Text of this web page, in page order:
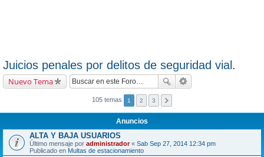
Juicios penales por delitos de seguridad vial.
Nuevo Tema
105 temas 1 2 3
Anuncios
ALTA Y BAJA USUARIOS
Último mensaje por administrador« Sab Sep 27, 2014 12:34 pm
Publicado en Multas de estacionamiento